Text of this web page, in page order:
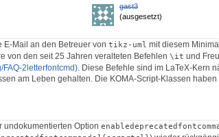
gast3
(ausgesetzt)
Mail an den Betreuer von tikz-uml mit diesem
von den seit 25 Jahren veralteten Befehlen \it und
FAQ-2letterfontcmd). Diese Befehle sind im LaTeX-Kern
am Leben gehalten. Die KOMA-Script-Klassen
undokumentierten Option